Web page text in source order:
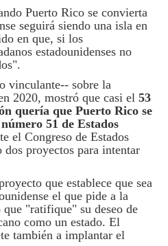
Puerto Rico se convierta
seguirá siendo una isla en
en que, si los
estadounidenses no
vinculante-- sobre la
2020, mostró que casi el 53
quería que Puerto Rico se
51 de Estados
el Congreso de Estados
dos proyectos para intentar
que establece que sea
el que pide a la
"ratifique" su deseo de
como un estado. El
también a implantar el